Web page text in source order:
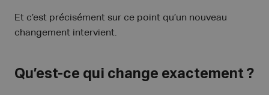
Et c’est précisément sur ce point qu’un nouveau
changement intervient.
Qu’est-ce qui change exactement ?